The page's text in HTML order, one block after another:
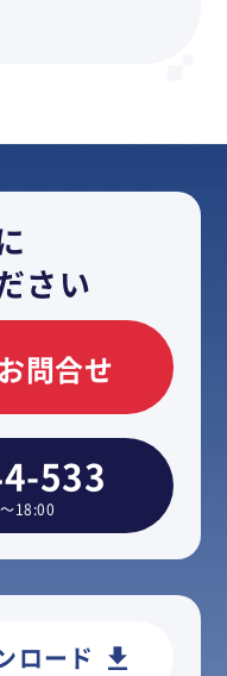
さい
問合せ
533
18:00
ロード